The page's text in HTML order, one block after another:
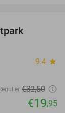
9.4 star
Regulier €32,50
€19,95